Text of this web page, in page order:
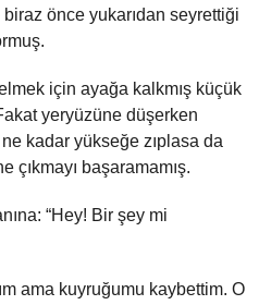
önce yukarıdan seyrettiği
için ayağa kalkmış küçük
yeryüzüne düşerken
kadar yükseğe zıplasa da
çıkmayı başaramamış.
“Hey! Bir şey mi
ama kuyruğumu kaybettim. O